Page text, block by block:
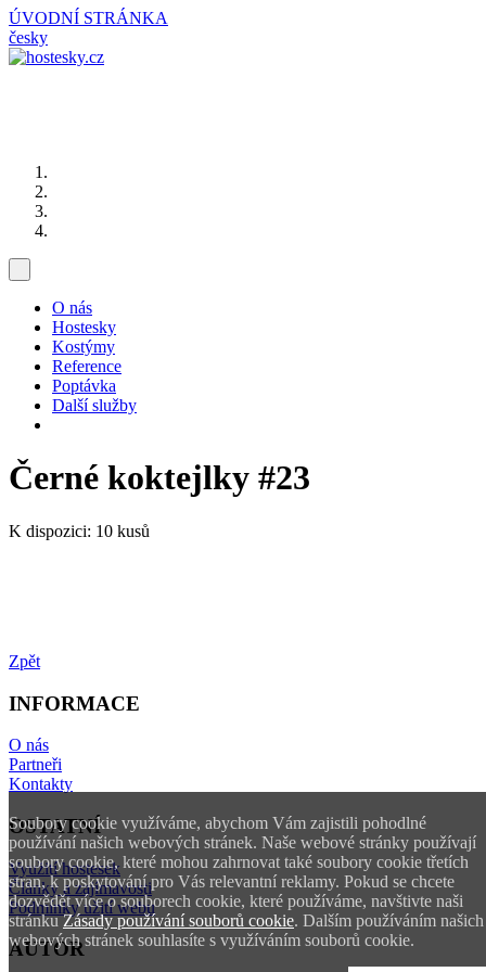
Soubory cookie využíváme, abychom Vám zajistili pohodlné
používání našich webových stránek. Naše webové stránky používají
soubory cookie, které mohou zahrnovat také soubory cookie třetích
stran, k poskytování pro Vás relevantní reklamy. Pokud se chcete
dozvědět více o souborech cookie, které používáme, navštivte naši
stránkuZásady používání souborů cookie. Dalším používáním našich
webových stránek souhlasíte s využíváním souborů cookie.
ÚVODNÍ STRÁNKA
česky
O nás
Hostesky
Kostýmy
Reference
Poptávka
Další služby
Černé koktejlky #23
K dispozici: 10 kusů
Zpět
INFORMACE
O nás
Partneři
Kontakty
OSTATNÍ
Využití hostesek
Články a zajímavosti
Podmínky užití webu
AUTOR